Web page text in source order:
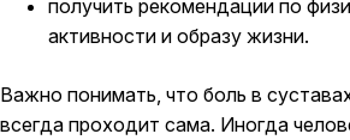
получить рекомендации по
активности и образу жизни.
Важно понимать, что боль в
всегда проходит сама. Иногда